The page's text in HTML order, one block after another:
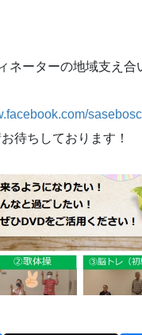
ネーターの地域支え
sasebosc
待ちしております！